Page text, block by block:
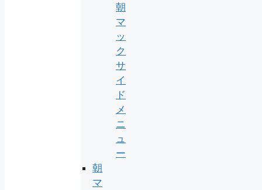
朝
マ
ッ
ク
サ
イ
ド
メ
ニ
ュ
ー
朝
マ